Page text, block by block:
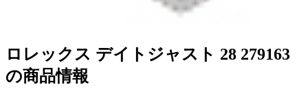
ロレックス デイトジャスト 28 279163
の商品情報